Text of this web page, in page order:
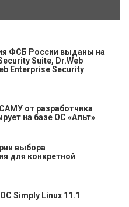
ФСБ России выданы на
Suite, Dr.Web
Enterprise Security
от разработчика
на базе ОС «Альт»
выбора
для конкретной
Simply Linux 11.1